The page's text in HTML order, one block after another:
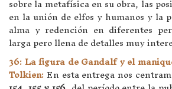
sobre la metafísica en su obra, las
en la unión de elfos y humanos y la
alma y redención en diferentes
larga pero llena de detalles muy
36: La figura de Gandalf y el
Tolkien:En esta entrega nos